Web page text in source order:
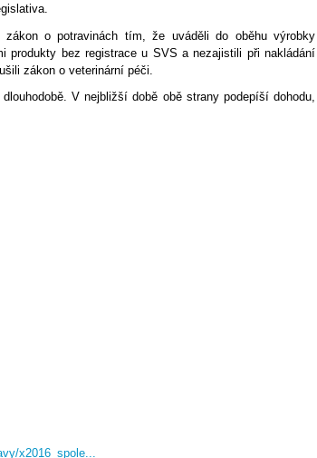
zákon o potravinách tím, že uváděli do oběhu výrobky
produkty bez registrace u SVS a nezajistili při nakládání
zákon o veterinární péči.
V nejbližší době obě strany podepíší dohodu,
x2016_spole...